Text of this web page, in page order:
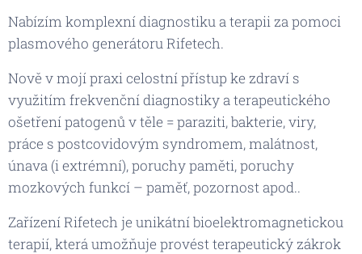
Nabízím komplexní diagnostiku a terapii za pomoci
plasmového generátoru Rifetech.
Nově v mojí praxi celostní přístup ke zdraví s
využitím frekvenční diagnostiky a terapeutického
ošetření patogenů v těle = paraziti, bakterie, viry,
práce s postcovidovým syndromem, malátnost,
únava (i extrémní), poruchy paměti, poruchy
mozkových funkcí – paměť, pozornost apod..
Zařízení Rifetech je unikátní bioelektromagnetickou
terapií, která umožňuje provést terapeutický zákrok